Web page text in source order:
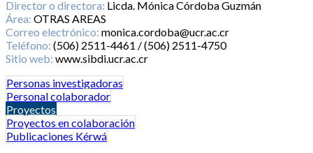
Director o directora: Licda. Mónica Córdoba Guzmán
Área: OTRAS AREAS
Correo electrónico: monica.cordoba@ucr.ac.cr
Teléfono: (506) 2511-4461 / (506) 2511-4750
Sitio web: www.sibdi.ucr.ac.cr
Personas investigadoras
Personal colaborador
Proyectos
Proyectos en colaboración
Publicaciones Kérwá